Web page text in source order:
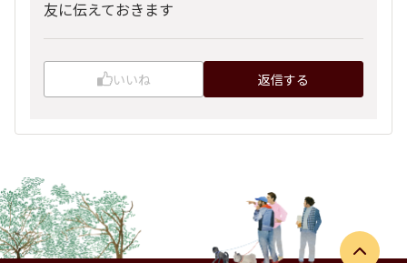
友に伝えておきます
いいね 返信する